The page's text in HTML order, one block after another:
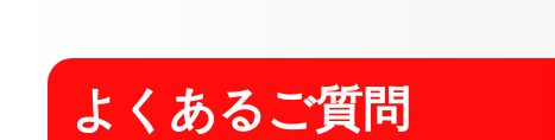
よくあるご質問